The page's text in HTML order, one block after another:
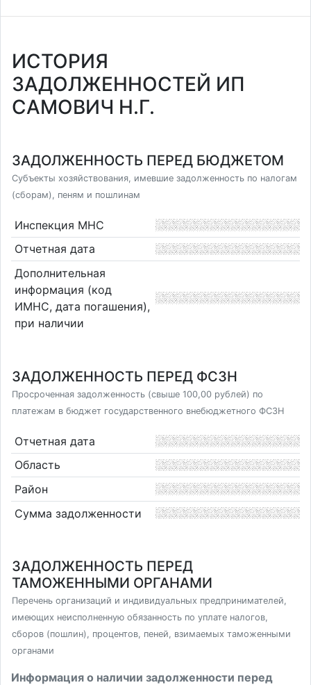
ИСТОРИЯ
ЗАДОЛЖЕННОСТЕЙ ИП
САМОВИЧ Н.Г.
ЗАДОЛЖЕННОСТЬ ПЕРЕД БЮДЖЕТОМ
Субъекты хозяйствования, имевшие задолженность по налогам
(сборам), пеням и пошлинам
Инспекция МНС
Отчетная дата
Дополнительная
информация (код
ИМНС, дата погашения),
при наличии
ЗАДОЛЖЕННОСТЬ ПЕРЕД ФСЗН
Просроченная задолженность (свыше 100,00 рублей) по
платежам в бюджет государственного внебюджетного ФСЗН
Отчетная дата
Область
Район
Сумма задолженности
ЗАДОЛЖЕННОСТЬ ПЕРЕД
ТАМОЖЕННЫМИ ОРГАНАМИ
Перечень организаций и индивидуальных предпринимателей,
имеющих неисполненную обязанность по уплате налогов,
сборов (пошлин), процентов, пеней, взимаемых таможенными
органами
Информация о наличии задолженности перед